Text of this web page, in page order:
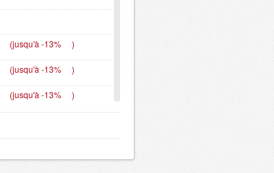
(jusqu'à -13% )
(jusqu'à -13% )
(jusqu'à -13% )